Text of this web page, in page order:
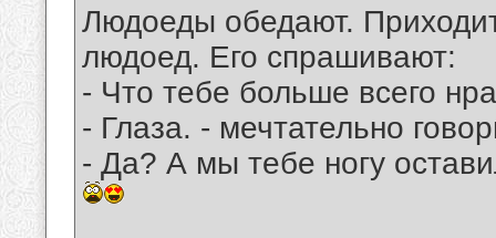
Людоеды обедают.
людоед. Его спрашивают:
- Что тебе больше всего
- Глаза. - мечтательно
- Да? А мы тебе ногу